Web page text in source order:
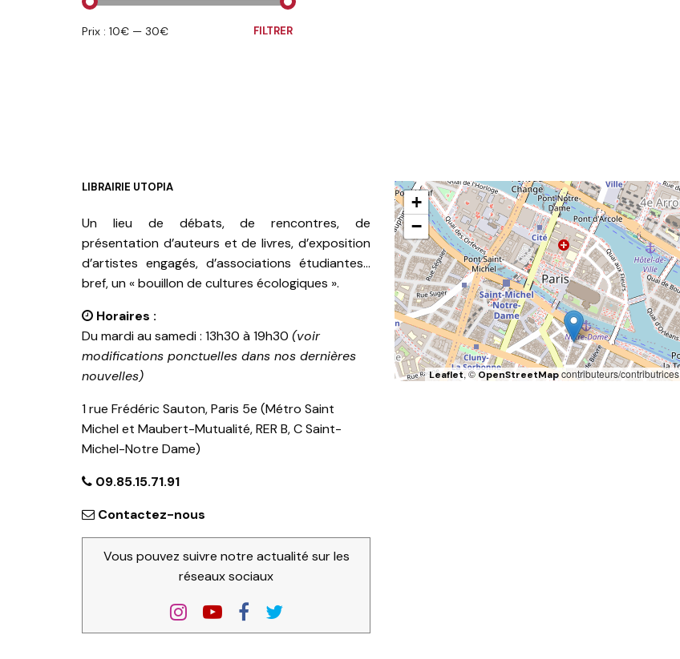
PRIX
PRIX
FILTRER
Prix : 10€ — 30€
LIBRAIRIE UTOPIA
Un lieu de débats, de rencontres, de
présentation d’auteurs et de livres, d’exposition
d’artistes engagés, d’associations étudiantes…
bref, un « bouillon de cultures écologiques ».
Horaires :
Du mardi au samedi : 13h30 à 19h30 (voir
modifications ponctuelles dans nos dernières
nouvelles)
1 rue Frédéric Sauton, Paris 5e (Métro Saint
Michel et Maubert-Mutualité, RER B, C Saint-
Michel-Notre Dame)
09.85.15.71.91
Contactez-nous
Vous pouvez suivre notre actualité sur les
réseaux sociaux
+
−
Leaflet, ©OpenStreetMapcontributeurs/contributrices